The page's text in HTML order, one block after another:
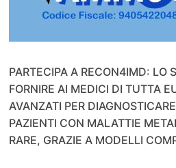
PARTECIPA A RECON4IMD: LO
FORNIRE AI MEDICI DI TUTTA
AVANZATI PER
PAZIENTI CON MALATTIE
RARE, GRAZIE A MODELLI